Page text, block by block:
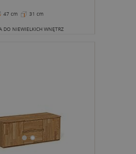
47 cm 31 cm
DO NIEWIELKICH WNĘTRZ